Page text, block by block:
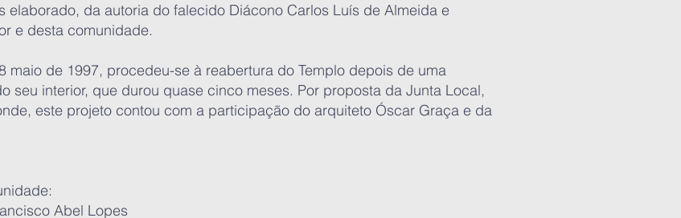
elaborado, da autoria do falecido Diácono Carlos Luís de Almeida e
e desta comunidade.
maio de 1997, procedeu-se à reabertura do Templo depois de uma
seu interior, que durou quase cinco meses. Por proposta da Junta Local,
este projeto contou com a participação do arquiteto Óscar Graça e da
Abel Lopes